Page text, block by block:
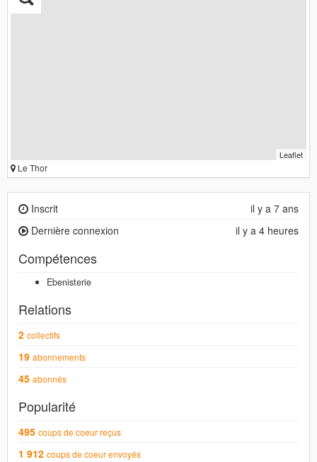
Leaflet
Le Thor
il y a 7 ans
Inscrit
il y a 4 heures
Dernière connexion
Compétences
Ebenisterie
Relations
2 collectifs
19 abonnements
45 abonnés
Popularité
495 coups de coeur reçus
1 912 coups de coeur envoyés